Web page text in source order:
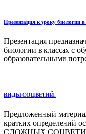
Презентация к уроку биологии
Презентация
биологии в классах с
образовательными
ВИДЫ СОЦВЕТИЙ.
Предложенный
кратких
СЛОЖНЫХ